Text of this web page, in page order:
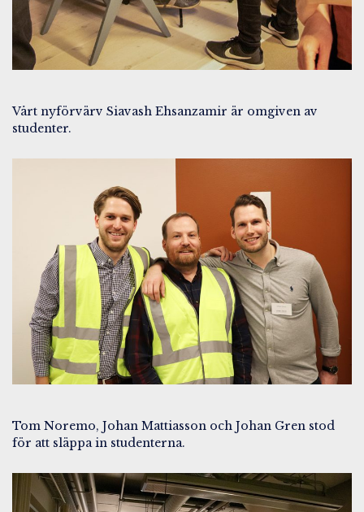
Vårt nyförvärv Siavash Ehsanzamir är omgiven av
studenter.
Tom Noremo, Johan Mattiasson och Johan Gren stod
för att släppa in studenterna.